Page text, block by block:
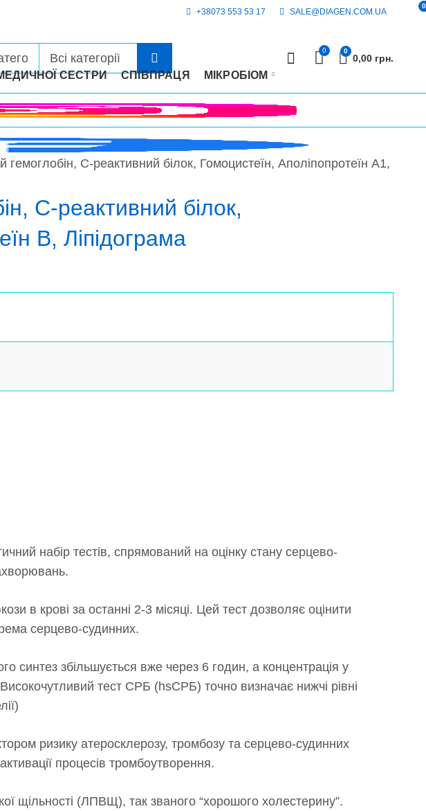
+38073 553 53 17 SALE@DIAGEN.COM.UA
0 0
0,00 грн.
СЕСТРИ СПІВПРАЦЯ МІКРОБІОМ
гемоглобін, C-реактивний білок, Гомоцистеїн, Аполіпопротеїн А1,
C-реактивний білок,
В, Ліпідограма
набір тестів, спрямований на оцінку стану серцево-
в крові за останні 2-3 місяці. Цей тест дозволяє оцінити
серцево-судинних.
синтез збільшується вже через 6 годин, а концентрація у
тест СРБ (hsCРБ) точно визначає нижчі рівні
ризику атеросклерозу, тромбозу та серцево-судинних
процесів тромбоутворення.
щільності (ЛПВЩ), так званого “хорошого холестерину”.
0